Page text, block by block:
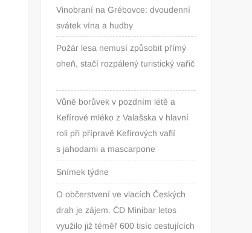
Vinobraní na Grébovce: dvoudenní
svátek vína a hudby
Požár lesa nemusí způsobit přímý
oheň, stačí rozpálený turistický vařič
Vůně borůvek v pozdním létě a
Kefírové mléko z Valašska v hlavní
roli při přípravě Kefírových vaflí
s jahodami a mascarpone
Snímek týdne
O občerstvení ve vlacích Českých
drah je zájem. ČD Minibar letos
využilo již téměř 600 tisíc cestujících